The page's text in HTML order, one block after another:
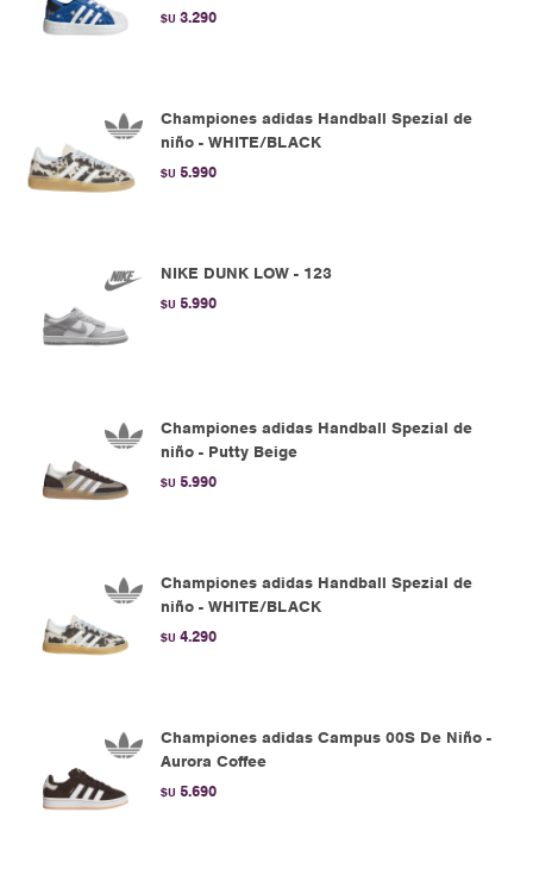
$U 3.290
Championes adidas Handball Spezial de
niño - WHITE/BLACK
$U 5.990
NIKE DUNK LOW - 123
$U 5.990
Championes adidas Handball Spezial de
niño - Putty Beige
$U 5.990
Championes adidas Handball Spezial de
niño - WHITE/BLACK
$U 4.290
Championes adidas Campus 00S De Niño -
Aurora Coffee
$U 5.690